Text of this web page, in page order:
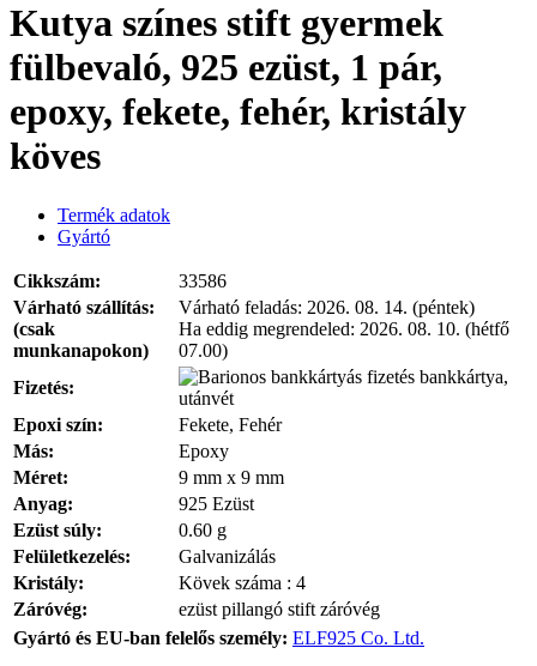
Kutya színes stift gyermek
fülbevaló, 925 ezüst, 1 pár,
epoxy, fekete, fehér, kristály
köves
Termék adatok
Gyártó
Cikkszám:
33586
Várható szállítás:
(csak
munkanapokon)
Várható feladás: 2026. 08. 14. (péntek)
Ha eddig megrendeled: 2026. 08. 10. (hétfő
07.00)
Fizetés:
bankkártya,
utánvét
Epoxi szín:
Fekete, Fehér
Más:
Epoxy
Méret:
9 mm x 9 mm
Anyag:
925 Ezüst
Ezüst súly:
0.60 g
Felületkezelés:
Galvanizálás
Kristály:
Kövek száma : 4
Záróvég:
ezüst pillangó stift záróvég
Gyártó és EU-ban felelős személy: ELF925 Co. Ltd.